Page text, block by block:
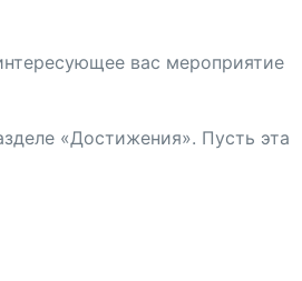
вас мероприятие
«Достижения». Пусть эта